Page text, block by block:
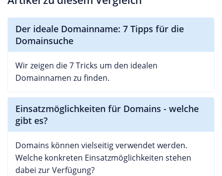
Der ideale Domainname: 7 Tipps für die
Domainsuche
Wir zeigen die 7 Tricks um den idealen
Domainnamen zu finden.
Einsatzmöglichkeiten für Domains - welche
gibt es?
Domains können vielseitig verwendet werden.
Welche konkreten Einsatzmöglichkeiten stehen
dabei zur Verfügung?